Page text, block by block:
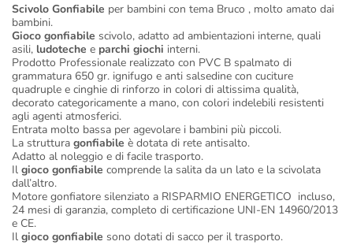
Scivolo Gonfiabile per bambini con tema Bruco , molto amato dai
bambini.
Gioco gonfiabile scivolo, adatto ad ambientazioni interne, quali
asili, ludoteche e parchi giochi interni.
Prodotto Professionale realizzato con PVC B spalmato di
grammatura 650 gr. ignifugo e anti salsedine con cuciture
quadruple e cinghie di rinforzo in colori di altissima qualità,
decorato categoricamente a mano, con colori indelebili resistenti
agli agenti atmosferici.
Entrata molto bassa per agevolare i bambini più piccoli.
La struttura gonfiabile è dotata di rete antisalto.
Adatto al noleggio e di facile trasporto.
Il gioco gonfiabile comprende la salita da un lato e la scivolata
dall’altro.
Motore gonfiatore silenziato a RISPARMIO ENERGETICO incluso,
24 mesi di garanzia, completo di certificazione UNI-EN 14960/2013
e CE.
Il gioco gonfiabile sono dotati di sacco per il trasporto.